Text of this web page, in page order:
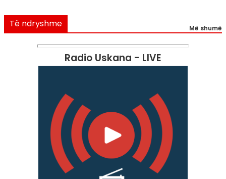
Të ndryshme Më shumë
Radio Uskana - LIVE